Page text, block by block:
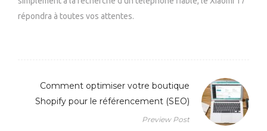
répondra à toutes vos attentes.
Comment optimiser votre boutique
Shopify pour le référencement (SEO)
Preview Post